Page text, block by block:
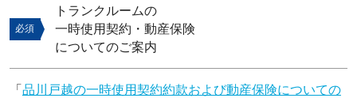
必須
トランクルームの
一時使用契約・動産保険
についてのご案内
「 品川戸越の一時使用契約約款および動産保険についての